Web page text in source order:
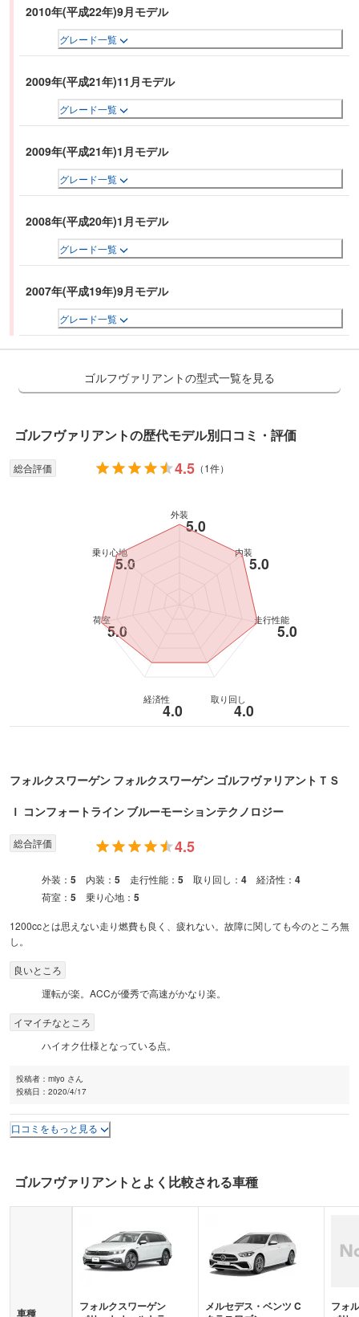
2010年(平成22年)9月モデル
グレード一覧
2009年(平成21年)11月モデル
グレード一覧
2009年(平成21年)1月モデル
グレード一覧
2008年(平成20年)1月モデル
グレード一覧
2007年(平成19年)9月モデル
グレード一覧
ゴルフヴァリアントの型式一覧を見る
ゴルフヴァリアントの歴代モデル別口コミ・評価
総合評価 4.5 （1件）
外装
5.0
内装
5.0
走行性能
5.0
取り回し
4.0
経済性
4.0
荷室
5.0
乗り心地
5.0
フォルクスワーゲン フォルクスワーゲン ゴルフヴァリアント ＴＳ
Ｉ コンフォートライン ブルーモーションテクノロジー
総合評価 4.5
外装： 5 内装： 5 走行性能： 5 取り回し： 4 経済性： 4
荷室： 5 乗り心地： 5
1200ccとは思えない走り燃費も良く、疲れない。故障に関しても今のところ無
し。
良いところ
運転が楽。ACCが優秀で高速がかなり楽。
イマイチなところ
ハイオク仕様となっている点。
投稿者： miyo さん
投稿日： 2020/4/17
口コミをもっと見る
ゴルフヴァリアント とよく比較される車種
車種
フォルクスワーゲン
メルセデス・ベンツC
フォ